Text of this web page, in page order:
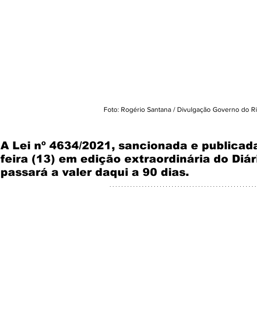
Foto: Rogério Santana / Divulgação Governo do
A Lei nº 4634/2021, sancionada e
feira (13) em edição extraordinária do
passará a valer daqui a 90 dias.